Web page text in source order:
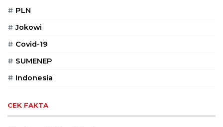
# PLN
# Jokowi
# Covid-19
# SUMENEP
# Indonesia
CEK FAKTA